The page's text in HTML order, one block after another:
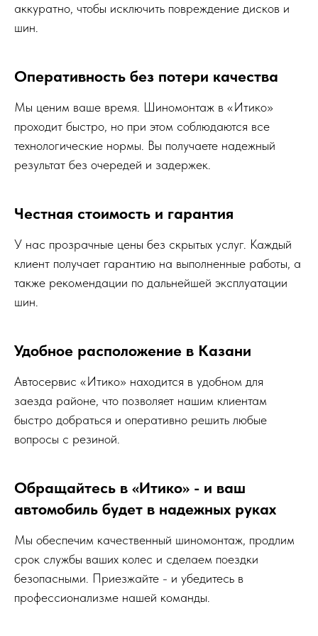
аккуратно, чтобы исключить повреждение дисков и
шин.
Оперативность без потери качества
Мы ценим ваше время. Шиномонтаж в «Итико»
проходит быстро, но при этом соблюдаются все
технологические нормы. Вы получаете надежный
результат без очередей и задержек.
Честная стоимость и гарантия
У нас прозрачные цены без скрытых услуг. Каждый
клиент получает гарантию на выполненные работы, а
также рекомендации по дальнейшей эксплуатации
шин.
Удобное расположение в Казани
Автосервис «Итико» находится в удобном для
заезда районе, что позволяет нашим клиентам
быстро добраться и оперативно решить любые
вопросы с резиной.
Обращайтесь в «Итико» - и ваш
автомобиль будет в надежных руках
Мы обеспечим качественный шиномонтаж, продлим
срок службы ваших колес и сделаем поездки
безопасными. Приезжайте - и убедитесь в
профессионализме нашей команды.